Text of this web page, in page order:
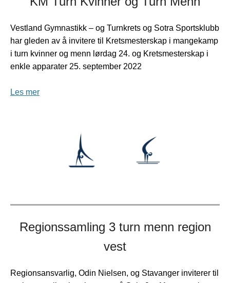
Vestland Gymnastikk – og Turnkrets og Sotra Sportsklubb
har gleden av å invitere til Kretsmesterskap i mangekamp
i turn kvinner og menn lørdag 24. og Kretsmesterskap i
enkle apparater 25. september 2022
Les mer
Regionssamling 3 turn menn region
vest
Regionsansvarlig, Odin Nielsen, og Stavanger inviterer til